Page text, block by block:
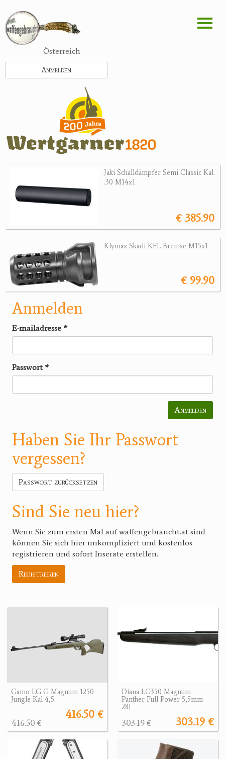
zum
Inhalt
Österreich
Anmelden
Jaki Schalldämpfer Semi Classic Kal.
.30 M14x1
€ 385.90
Klymax Skadi KFL Bremse M15x1
€ 99.90
Anmelden
E-mailadresse *
Passwort *
Anmelden
Haben Sie Ihr Passwort
vergessen?
Passwort zurücksetzen
Sind Sie neu hier?
Wenn Sie zum ersten Mal auf waffengebraucht.at sind
können Sie sich hier unkompliziert und kostenlos
registrieren und sofort Inserate erstellen.
Registrieren
Gamo LG G Magnum 1250
Jungle Kal 4,5
416.50 €
416.50 €
Diana LG350 Magnum
Panther Full Power 5,5mm
28J
303.19 €
303.19 €